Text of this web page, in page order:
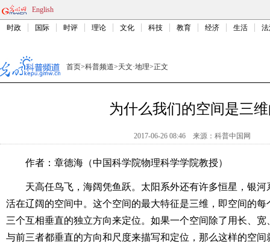
English
时政 国际 时评 理论 文化 科技 教育 经济 生活
首页>科普频道>天文·地理>正文
为什么我们的空间是三
2017-06-26 08:46 来源： 科普中国网
作者：章德海（中国科学院物理科学学院教授）
天高任鸟飞，海阔凭鱼跃。太阳系外还有许多恒星，银河
活在辽阔的空间中。这个空间的最大特征是三维，即空间的
三个互相垂直的独立方向来定位。如果一个空间除了用长、
与前三者都垂直的方向和尺度来描写和定位，那么这样的空